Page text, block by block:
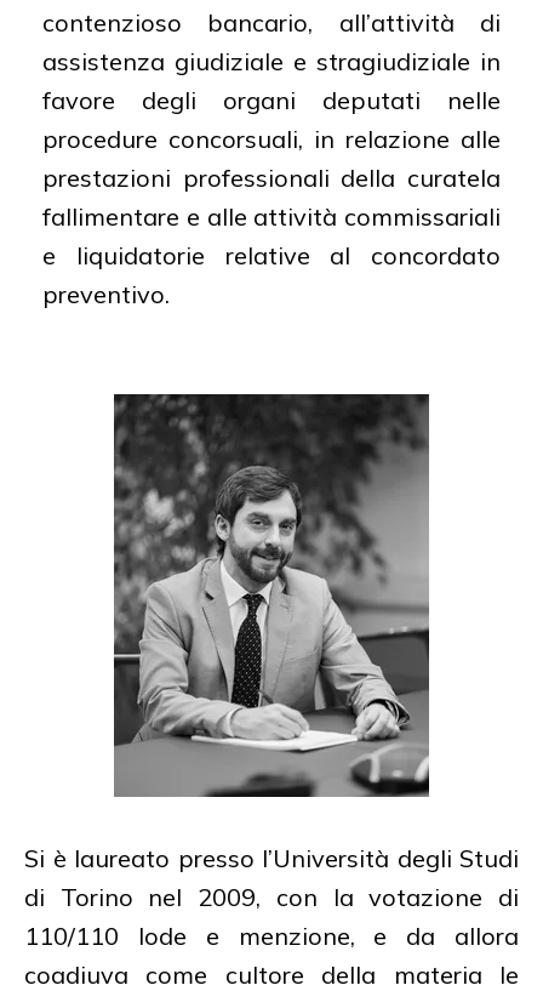
contenzioso bancario, all’attività di
assistenza giudiziale e stragiudiziale in
favore degli organi deputati nelle
procedure concorsuali, in relazione alle
prestazioni professionali della curatela
fallimentare e alle attività commissariali
e liquidatorie relative al concordato
preventivo.
Si è laureato presso l’Università degli Studi
di Torino nel 2009, con la votazione di
110/110 lode e menzione, e da allora
coadiuva come cultore della materia le